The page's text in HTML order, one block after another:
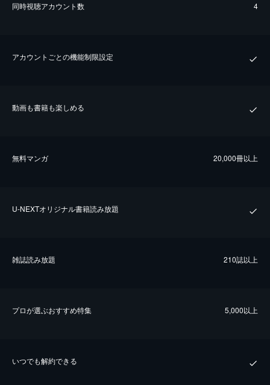
同時視聴アカウント数 4
アカウントごとの機能制限設定
動画も書籍も楽しめる
無料マンガ 20,000冊以上
U-NEXTオリジナル書籍読み放題
雑誌読み放題 210誌以上
プロが選ぶおすすめ特集 5,000以上
いつでも解約できる